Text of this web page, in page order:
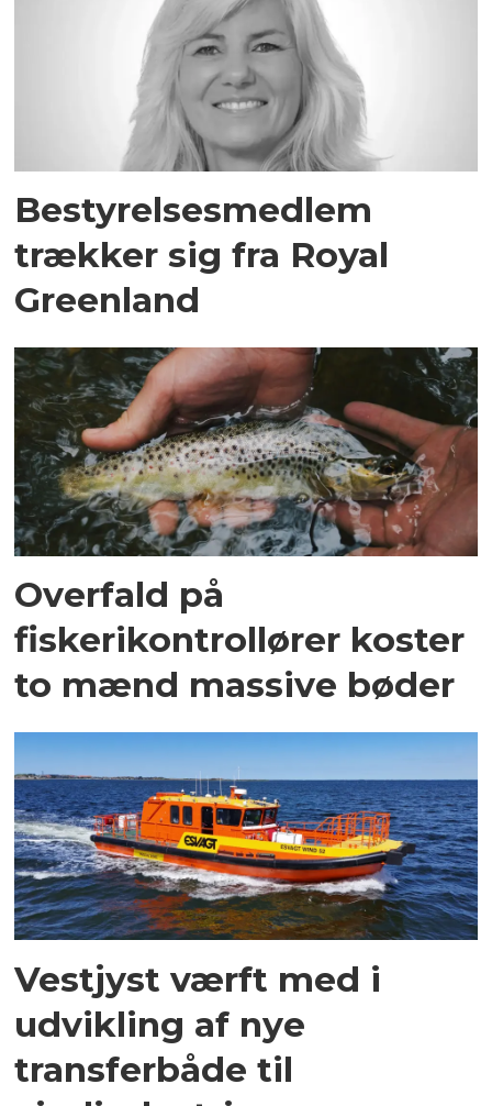
Bestyrelsesmedlem
trækker sig fra Royal
Greenland
Overfald på
fiskerikontrollører koster
to mænd massive bøder
Vestjyst værft med i
udvikling af nye
transferbåde til